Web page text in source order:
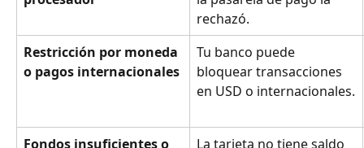
rechazó.
Restricción por moneda
o pagos internacionales
Tu banco puede
bloquear transacciones
en USD o internacionales.
Fondos insuficientes o
La tarjeta no tiene saldo